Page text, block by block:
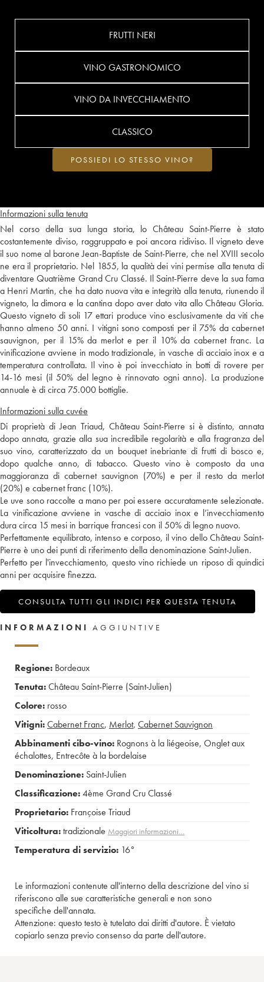
Informazioni sulla tenuta
Nel corso della sua lunga storia, lo Château Saint-Pierre è stato
costantemente diviso, raggruppato e poi ancora ridiviso. Il vigneto deve
il suo nome al barone Jean-Baptiste de Saint-Pierre, che nel XVIII secolo
ne era il proprietario. Nel 1855, la qualità dei vini permise alla tenuta di
diventare Quatrième Grand Cru Classé. Il Saint-Pierre deve la sua fama
a Henri Martin, che ha dato nuova vita e integrità alla tenuta, riunendo il
vigneto, la dimora e la cantina dopo aver dato vita allo Château Gloria.
Questo vigneto di soli 17 ettari produce vino esclusivamente da viti che
hanno almeno 50 anni. I vitigni sono composti per il 75% da cabernet
sauvignon, per il 15% da merlot e per il 10% da cabernet franc. La
vinificazione avviene in modo tradizionale, in vasche di acciaio inox e a
temperatura controllata. Il vino è poi invecchiato in botti di rovere per
14-16 mesi (il 50% del legno è rinnovato ogni anno). La produzione
annuale è di circa 75.000 bottiglie.
Informazioni sulla cuvée
Di proprietà di Jean Triaud, Château Saint-Pierre si è distinto, annata
dopo annata, grazie alla sua incredibile regolarità e alla fragranza del
suo vino, caratterizzato da un bouquet inebriante di frutti di bosco e,
dopo qualche anno, di tabacco. Questo vino è composto da una
maggioranza di cabernet sauvignon (70%) e per il resto da merlot
(20%) e cabernet franc (10%).
Le uve sono raccolte a mano per poi essere accuratamente selezionate.
La vinificazione avviene in vasche di acciaio inox e l’invecchiamento
dura circa 15 mesi in barrique francesi con il 50% di legno nuovo.
Perfettamente equilibrato, intenso e corposo, il vino dello Château Saint-
Pierre è uno dei punti di riferimento della denominazione Saint-Julien.
Perfetto per l'invecchiamento, questo vino richiede un riposo di quindici
anni per acquisire finezza.
CONSULTA TUTTI GLI INDICI PER QUESTA TENUTA
FRUTTI NERI
VINO GASTRONOMICO
VINO DA INVECCHIAMENTO
CLASSICO
POSSIEDI LO STESSO VINO?
INFORMAZIONI AGGIUNTIVE
Regione: Bordeaux
Tenuta:Château Saint-Pierre (Saint-Julien)
Colore: rosso
Vitigni:Cabernet Franc, Merlot, Cabernet Sauvignon
Abbinamenti cibo-vino: Rognons à la liégeoise, Onglet aux
échalottes, Entrecôte à la bordelaise
Denominazione: Saint-Julien
Classificazione:4ème Grand Cru Classé
Proprietario: Françoise Triaud
Viticoltura:tradizionale Maggiori informazioni…
Temperatura di servizio: 16°
Le informazioni contenute all'interno della descrizione del vino si
riferiscono alle sue caratteristiche generali e non sono
specifiche dell'annata.
Attenzione: questo testo è tutelato dai diritti d'autore. È vietato
copiarlo senza previo consenso da parte dell'autore.